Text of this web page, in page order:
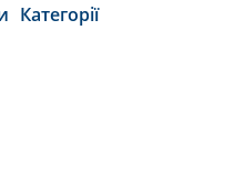
Категорії